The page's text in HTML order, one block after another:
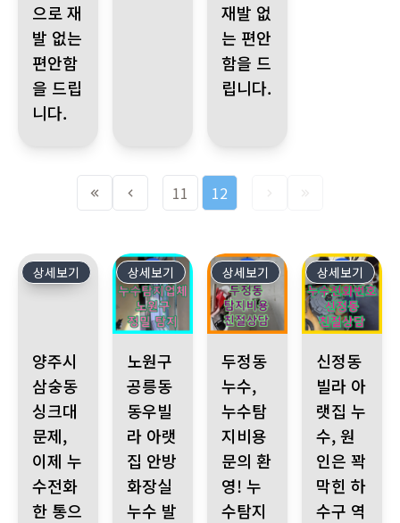
으로 재
발 없는
편안함
을 드립
니다.
재발 없
는 편안
함을 드
립니다.
11 12
3012
상세보기
양주시
삼숭동
싱크대
문제,
이제 누
수전화
한 통으
3011
상세보기
노원구
공릉동
동우빌
라 아랫
집 안방
화장실
누수 발
3010
상세보기
두정동
누수,
누수탐
지비용
문의 환
영! 누
수탐지
3009
상세보기
신정동
빌라 아
랫집 누
수, 원
인은 꽉
막힌 하
수구 역